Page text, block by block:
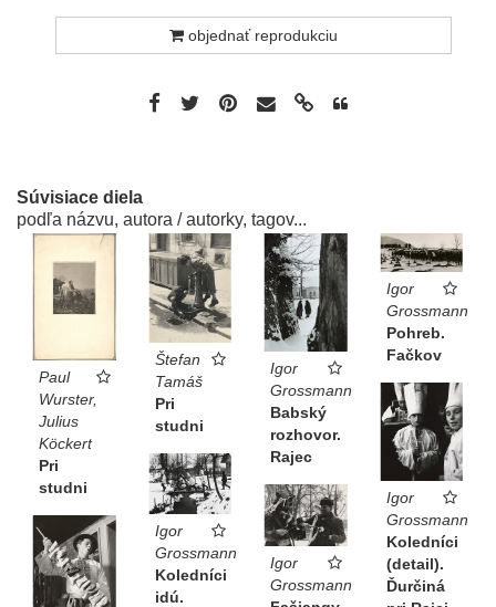
objednať reprodukciu
Súvisiace diela
podľa názvu, autora / autorky, tagov...
Paul
Wurster,
Julius
Köckert
Pri
studni
Štefan
Tamáš
Pri
studni
Igor
Grossmann
Babský
rozhovor.
Rajec
Igor
Grossmann
Pohreb.
Fačkov
Igor
Grossmann
Koledníci
(detail).
Ďurčiná
Igor
Grossmann
Koledníci
idú.
Igor
Grossmann